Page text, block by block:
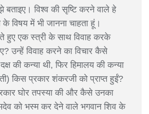
बताइए। विश्व की सृष्टि करने वाले हे
के विषय में भी जानना चाहता हूं।
हुए एक स्त्री के साथ विवाह करके
उन्हें विवाह करने का विचार कैसे
की कन्या थी, फिर हिमालय की कन्या
किस प्रकार शंकरजी को प्राप्त हुईं?
घोर तपस्या की और कैसे उनका
को भस्म कर देने वाले भगवान शिव के